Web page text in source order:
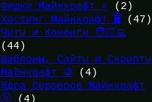
Фишки Майнкрафт ⭐(2)
Хостинг Майнкрафт 🖥️ (47)
Читы и Конфиги 🧑🏻‍💻
(44)
Шаблоны, Сайты и Скрипты
Майнкрафт ⚙️ (4)
Ядра Серверов Майнкрафт
🚰(4)